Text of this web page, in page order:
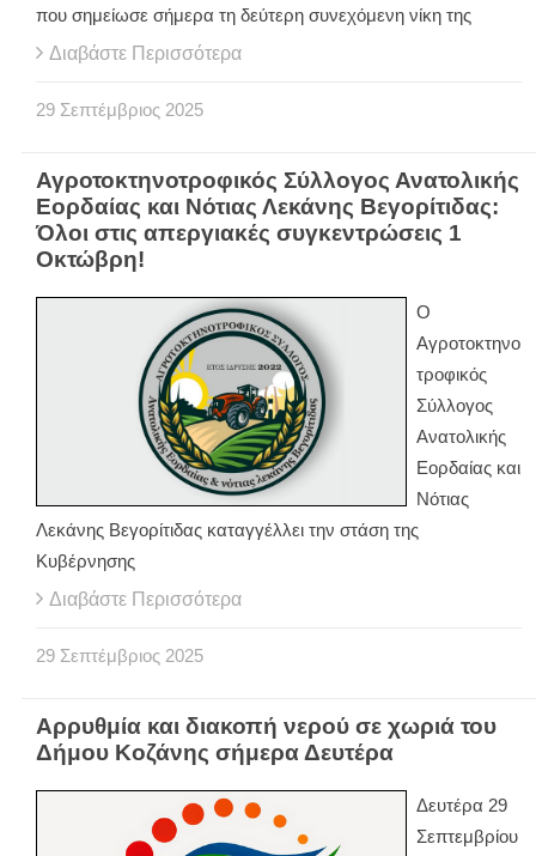
που σημείωσε σήμερα τη δεύτερη συνεχόμενη νίκη της
Διαβάστε Περισσότερα
29 Σεπτέμβριος 2025
Αγροτοκτηνοτροφικός Σύλλογος Ανατολικής
Εορδαίας και Νότιας Λεκάνης Βεγορίτιδας:
Όλοι στις απεργιακές συγκεντρώσεις 1
Οκτώβρη!
Ο
Αγροτοκτηνο
τροφικός
Σύλλογος
Ανατολικής
Εορδαίας και
Νότιας
Λεκάνης Βεγορίτιδας καταγγέλλει την στάση της
Κυβέρνησης
Διαβάστε Περισσότερα
29 Σεπτέμβριος 2025
Αρρυθμία και διακοπή νερού σε χωριά του
Δήμου Κοζάνης σήμερα Δευτέρα
Δευτέρα 29
Σεπτεμβρίου